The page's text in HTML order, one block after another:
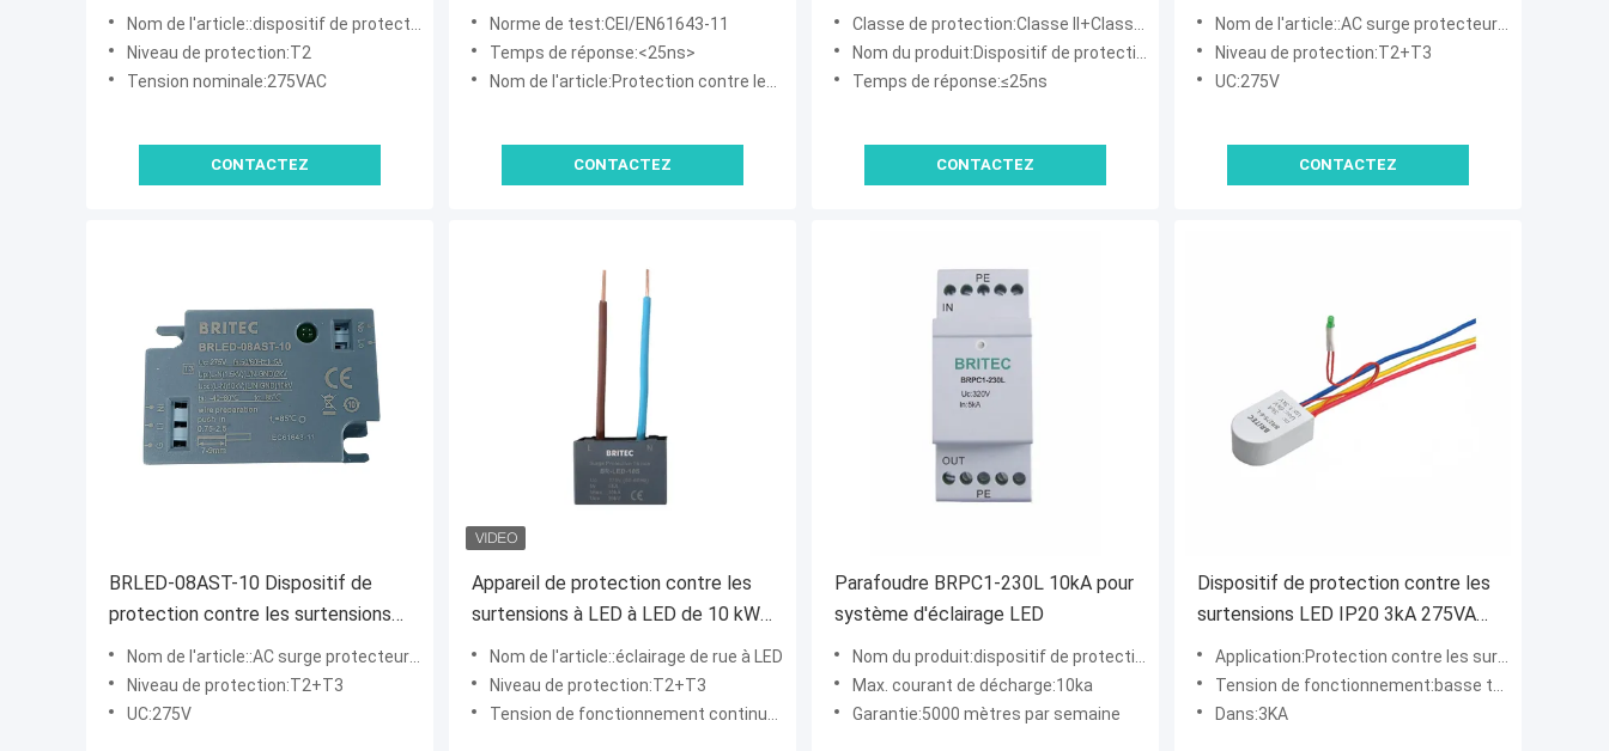
10KV 275V, dispositif de protection
contre les surtensions LED,
parasurtenseur AC pour système
pour éclairage public LED
Nom de l'article::dispositif de protection mené de montée subite
Niveau de protection:T2
Tension nominale:275VAC
CONTACTEZ
25 ns et conformité avec la
CEI/EN61643-11 pour les
systèmes d'éclairage LED
Norme de test:CEI/EN61643-11
Temps de réponse:<25ns>
Nom de l'article:Protection contre les surtensions à LED
CONTACTEZ
Classe de protection:Classe II+Classe III
Nom du produit:Dispositif de protection contre les surtensions pour réverbère à LED
Temps de réponse:≤25ns
CONTACTEZ
Nom de l'article::AC surge protecteur pour système d'éclairage LED
Niveau de protection:T2+T3
UC:275V
CONTACTEZ
BRLED-08AST-10 Dispositif de
protection contre les surtensions
pour l'éclairage 10kA LED Street
Light ELECTROSTACTIC
PROTECTOR Système d'éclairage
Nom de l'article::AC surge protecteur pour système d'éclairage LED
Niveau de protection:T2+T3
UC:275V
Appareil de protection contre les
surtensions à LED à LED de 10 kW
SPD Appareil de protection contre
les surtensions à LED de 275 V
Appareils de luminaire électronique
Nom de l'article::éclairage de rue à LED
Niveau de protection:T2+T3
Tension de fonctionnement continue maximale:275VAC
Parafoudre BRPC1-230L 10kA pour
système d'éclairage LED
Nom du produit:dispositif de protection mené de montée subite
Max. courant de décharge:10ka
Garantie:5000 mètres par semaine
Dispositif de protection contre les
surtensions LED IP20 3kA 275VAC
pour la protection contre les
lampes de rue LED
Application:Protection contre les surtensions pour lampadaires LED
Tension de fonctionnement:basse tension
Dans:3KA